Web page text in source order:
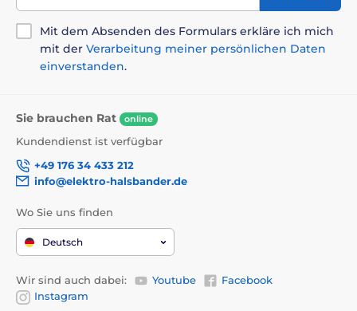
Mit dem Absenden des Formulars erkläre ich mich
mit der Verarbeitung meiner persönlichen Daten
einverstanden.
Sie brauchen Rat online
Kundendienst ist verfügbar
+49 176 34 433 212
info@elektro-halsbander.de
Wo Sie uns finden
Deutsch
Wir sind auch dabei: Youtube
Facebook
Instagram